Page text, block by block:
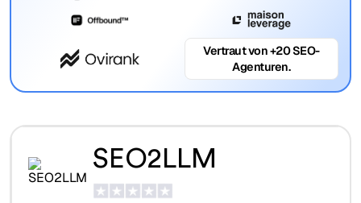
Vertraut von +20 SEO-
Agenturen.
SEO2LLM